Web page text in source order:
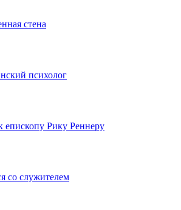
стена
психолог
епископу Рику Реннеру
со служителем